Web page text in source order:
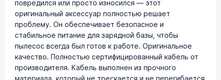
повредился или просто износился — этот
оригинальный аксессуар полностью решает
проблему. Он обеспечивает безопасное и
стабильное питание для зарядной базы, чтобы
пылесос всегда был готов к работе. Оригинальное
качество. Полностью сертифицированный кабель от
производителя. Кабель выполнен из прочного